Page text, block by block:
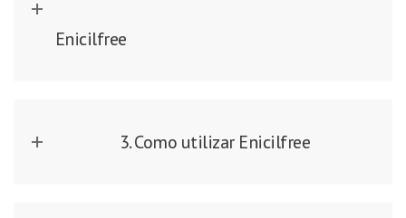
Enicilfree
3. Como utilizar Enicilfree